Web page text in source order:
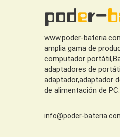
www.poder-
amplia gama de
computador
adaptadores de
adaptador,adaptador
de alimentación de PC.
info@poder-